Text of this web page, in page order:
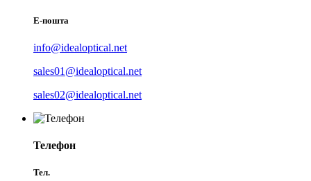
Е-пошта
info@idealoptical.net
sales01@idealoptical.net
sales02@idealoptical.net
Телефон
Тел.